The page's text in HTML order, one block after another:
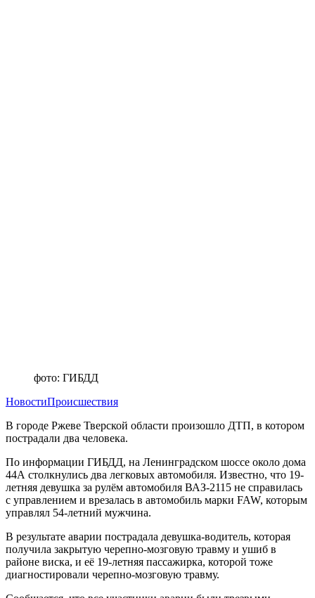
фото: ГИБДД
НовостиПроисшествия
В городе Ржеве Тверской области произошло ДТП, в котором
пострадали два человека.
По информации ГИБДД, на Ленинградском шоссе около дома
44А столкнулись два легковых автомобиля. Известно, что 19-
летняя девушка за рулём автомобиля ВАЗ-2115 не справилась
с управлением и врезалась в автомобиль марки FAW, которым
управлял 54-летний мужчина.
В результате аварии пострадала девушка-водитель, которая
получила закрытую черепно-мозговую травму и ушиб в
районе виска, и её 19-летняя пассажирка, которой тоже
диагностировали черепно-мозговую травму.